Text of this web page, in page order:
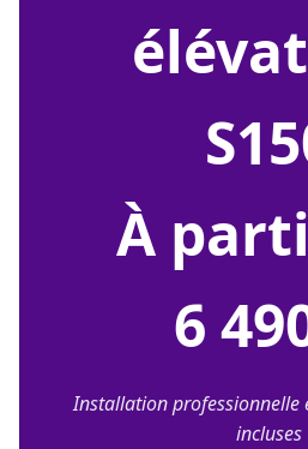
À
6
Installation professionnelle
incluses